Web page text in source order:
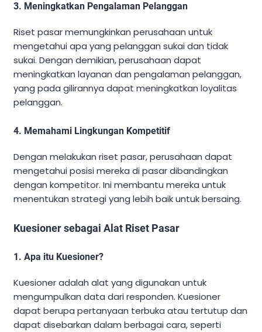
3. Meningkatkan Pengalaman Pelanggan
Riset pasar memungkinkan perusahaan untuk
mengetahui apa yang pelanggan sukai dan tidak
sukai. Dengan demikian, perusahaan dapat
meningkatkan layanan dan pengalaman pelanggan,
yang pada gilirannya dapat meningkatkan loyalitas
pelanggan.
4. Memahami Lingkungan Kompetitif
Dengan melakukan riset pasar, perusahaan dapat
mengetahui posisi mereka di pasar dibandingkan
dengan kompetitor. Ini membantu mereka untuk
menentukan strategi yang lebih baik untuk bersaing.
Kuesioner sebagai Alat Riset Pasar
1. Apa itu Kuesioner?
Kuesioner adalah alat yang digunakan untuk
mengumpulkan data dari responden. Kuesioner
dapat berupa pertanyaan terbuka atau tertutup dan
dapat disebarkan dalam berbagai cara, seperti